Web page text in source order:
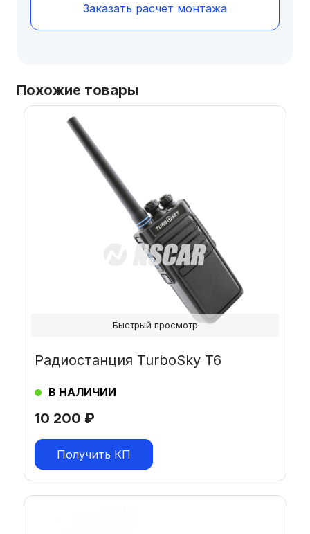
Заказать расчет монтажа
Похожие товары
10 200 ₽
Радиостанция TurboSky T6
В НАЛИЧИИ
Получить КП
Быстрый просмотр